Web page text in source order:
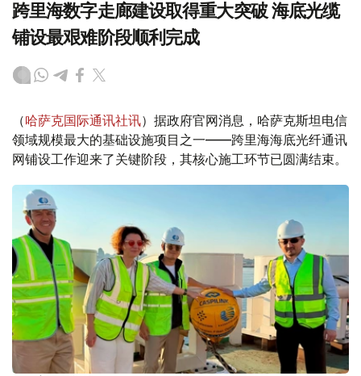
跨里海数字走廊建设取得重大突破 海底光缆
铺设最艰难阶段顺利完成
（哈萨克国际通讯社讯）据政府官网消息，哈萨克斯坦电信
领域规模最大的基础设施项目之一——跨里海海底光纤通讯
网铺设工作迎来了关键阶段，其核心施工环节已圆满结束。